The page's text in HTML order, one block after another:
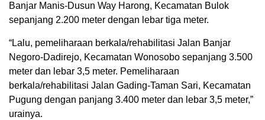
Banjar Manis-Dusun Way Harong, Kecamatan Bulok
sepanjang 2.200 meter dengan lebar tiga meter.
“Lalu, pemeliharaan berkala/rehabilitasi Jalan Banjar
Negoro-Dadirejo, Kecamatan Wonosobo sepanjang 3.500
meter dan lebar 3,5 meter. Pemeliharaan
berkala/rehabilitasi Jalan Gading-Taman Sari, Kecamatan
Pugung dengan panjang 3.400 meter dan lebar 3,5 meter,”
urainya.